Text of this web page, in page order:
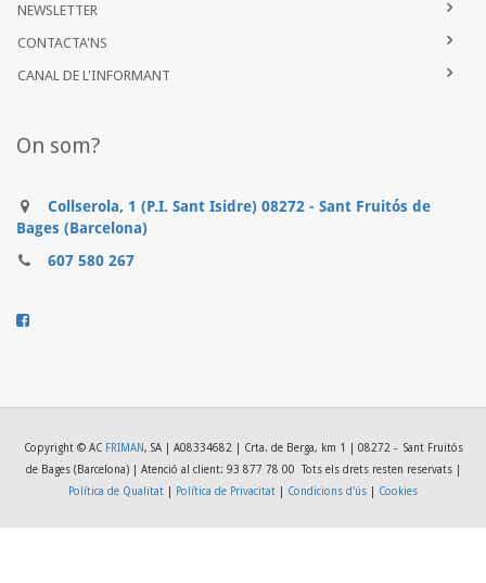
NEWSLETTER
CONTACTA'NS
CANAL DE L'INFORMANT
On som?
Collserola, 1 (P.I. Sant Isidre) 08272 - Sant Fruitós de
Bages (Barcelona)
607 580 267
Copyright © AC FRIMAN, SA | A08334682 | Crta. de Berga, km 1 | 08272 - Sant Fruitós
de Bages (Barcelona) | Atenció al client: 93 877 78 00
Tots els drets resten reservats |
Política de Qualitat
Política de Privacitat Condicions d'ús Cookies